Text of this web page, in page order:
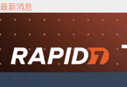
最新消息